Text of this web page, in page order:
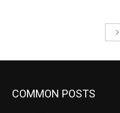
COMMON POSTS